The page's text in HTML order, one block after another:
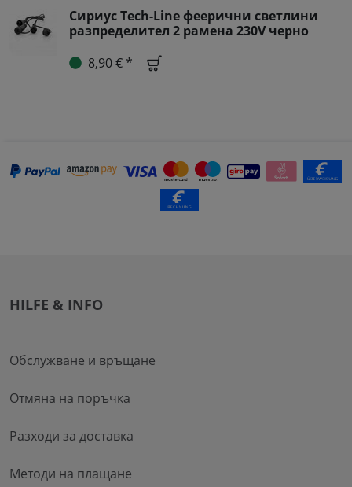
Сириус Tech-Line феерични светлини
разпределител 2 рамена 230V черно
8,90 € *
HILFE & INFO
Обслужване и връщане
Отмяна на поръчка
Разходи за доставка
Методи на плащане